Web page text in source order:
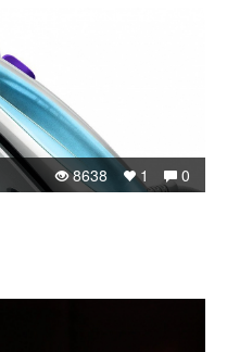
0
1
8638